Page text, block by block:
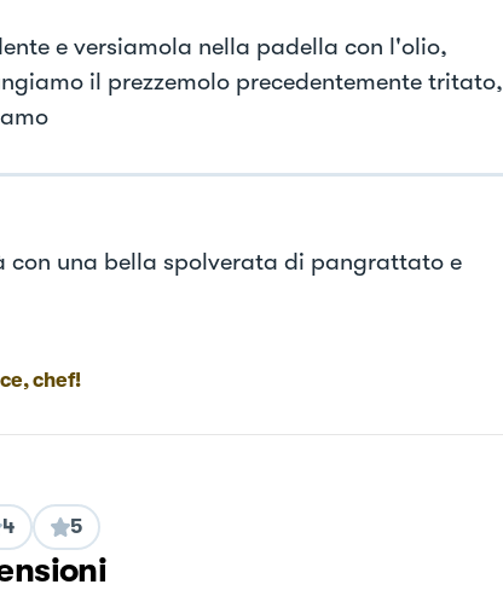
e versiamola nella padella con l'olio,
il prezzemolo precedentemente tritato,
con una bella spolverata di pangrattato e
chef!
4 5